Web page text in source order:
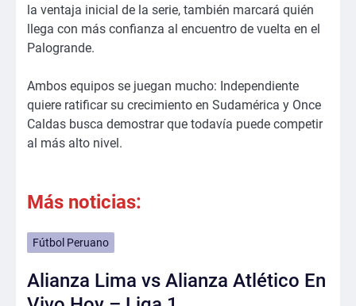
la ventaja inicial de la serie, también marcará quién
llega con más confianza al encuentro de vuelta en el
Palogrande.
Ambos equipos se juegan mucho: Independiente
quiere ratificar su crecimiento en Sudamérica y Once
Caldas busca demostrar que todavía puede competir
al más alto nivel.
Más noticias:
Fútbol Peruano
Alianza Lima vs Alianza Atlético En